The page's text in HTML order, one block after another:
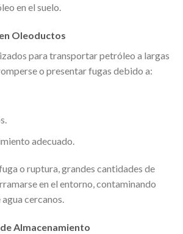
en el suelo.
Oleoductos
para transportar petróleo a largas
o presentar fugas debido a:
adecuado.
o ruptura, grandes cantidades de
en el entorno, contaminando
cercanos.
Almacenamiento